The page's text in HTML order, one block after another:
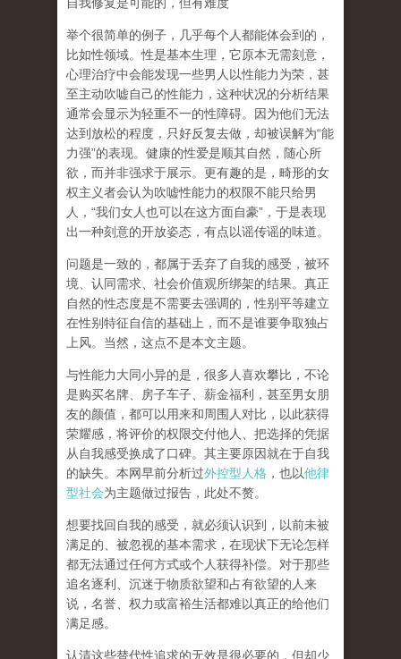
举个很简单的例子，几乎每个人都能体会到的，
比如性领域。性是基本生理，它原本无需刻意，
心理治疗中会能发现一些男人以性能力为荣，甚
至主动吹嘘自己的性能力，这种状况的分析结果
通常会显示为轻重不一的性障碍。因为他们无法
达到放松的程度，只好反复去做，却被误解为“能
力强”的表现。健康的性爱是顺其自然，随心所
欲，而并非强求于展示。更有趣的是，畸形的女
权主义者会认为吹嘘性能力的权限不能只给男
人， “我们女人也可以在这方面自豪” ，于是表现
出一种刻意的开放姿态，有点以谣传谣的味道。
问题是一致的，都属于丢弃了自我的感受，被环
境、认同需求、社会价值观所绑架的结果。真正
自然的性态度是不需要去强调的，性别平等建立
在性别特征自信的基础上，而不是谁要争取独占
上风。当然，这点不是本文主题。
与性能力大同小异的是，很多人喜欢攀比，不论
是购买名牌、房子车子、薪金福利，甚至男女朋
友的颜值，都可以用来和周围人对比，以此获得
荣耀感，将评价的权限交付他人、把选择的凭据
从自我感受换成了口碑。其主要原因就在于自我
的缺失。本网早前分析过外控型人格 ，也以他律
型社会为主题做过报告，此处不赘。
想要找回自我的感受，就必须认识到，以前未被
满足的、被忽视的基本需求，在现状下无论怎样
都无法通过任何方式或个人获得补偿。对于那些
追名逐利、沉迷于物质欲望和占有欲望的人来
说，名誉、权力或富裕生活都难以真正的给他们
满足感。
认清这些替代性追求的无效是很必要的，但却少